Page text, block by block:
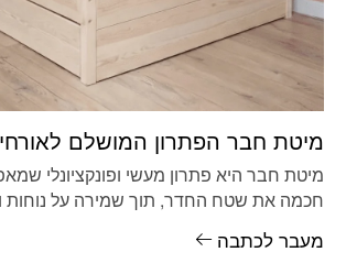
מיטת חבר הפתרון המושלם
מיטת חבר היא פתרון מעשי ופונקציונלי
חכמה את שטח החדר, תוך שמירה על נוחות
מעבר לכתבה